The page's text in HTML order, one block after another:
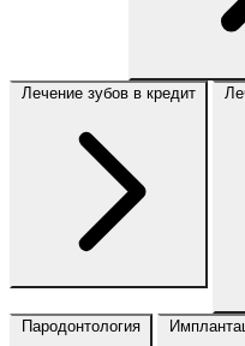
Лечение зубов в кредит
Пародонтология